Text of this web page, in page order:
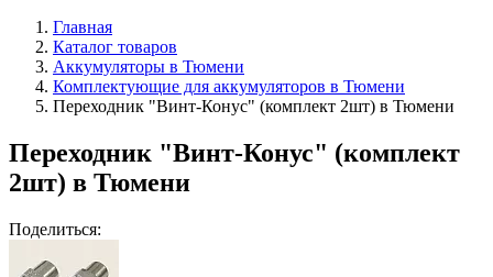
Главная
Каталог товаров
Аккумуляторы в Тюмени
Комплектующие для аккумуляторов в Тюмени
Переходник "Винт-Конус" (комплект 2шт) в Тюмени
Переходник "Винт-Конус" (комплект
2шт) в Тюмени
Поделиться: